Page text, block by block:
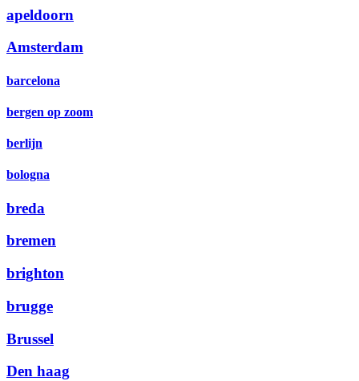
apeldoorn
Amsterdam
barcelona
bergen op zoom
berlijn
bologna
breda
bremen
brighton
brugge
Brussel
Den haag